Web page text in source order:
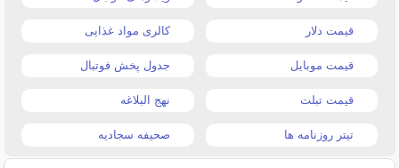
قیمت دلار کالری مواد غذایی
قیمت موبایل جدول پخش فوتبال
قیمت تبلت نهج البلاغه
تیتر روزنامه ها صحیفه سجادیه